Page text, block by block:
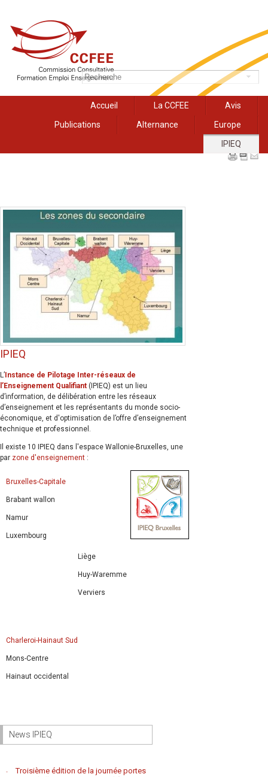
Accueil La CCFEE
Avis
Publications
Alternance
Europe
IPIEQ
IPIEQ
L’ Instance de Pilotage Inter-réseaux de
l’Enseignement Qualifiant (IPIEQ) est un lieu
d’information, de délibération entre les réseaux
d’enseignement et les représentants du monde socio-
économique, et d'optimisation de l’offre d’enseignement
technique et professionnel.
Il existe 10 IPIEQ dans l'espace Wallonie-Bruxelles, une
par zone d'enseignement :
Bruxelles-Capitale
Brabant wallon
Namur
Luxembourg
Liège
Huy-Waremme
Verviers
Charleroi-Hainaut Sud
Mons-Centre
Hainaut occidental
News IPIEQ
Troisième édition de la journée portes